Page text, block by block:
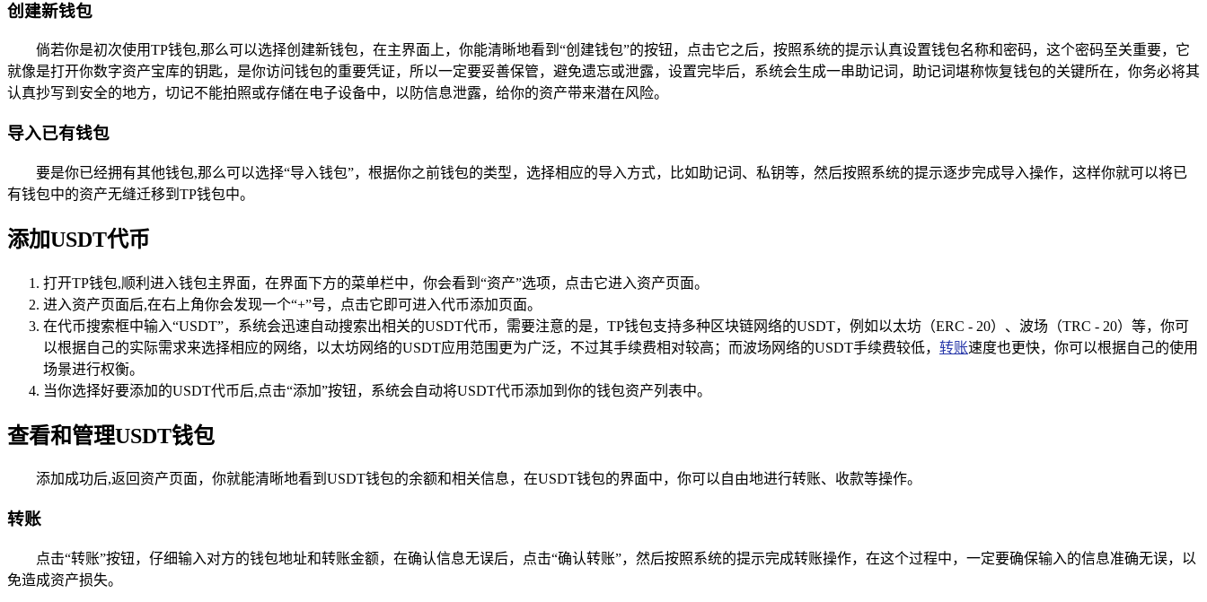
创建新钱包
倘若你是初次使用TP钱包,那么可以选择创建新钱包，在主界面上，你能清晰地看到“创建钱包”的按钮，点击它之后，按照系统的提示认真设置钱包名称和密码，这个密码至关重要，它
就像是打开你数字资产宝库的钥匙，是你访问钱包的重要凭证，所以一定要妥善保管，避免遗忘或泄露，设置完毕后，系统会生成一串助记词，助记词堪称恢复钱包的关键所在，你务必将其
认真抄写到安全的地方，切记不能拍照或存储在电子设备中，以防信息泄露，给你的资产带来潜在风险。
导入已有钱包
要是你已经拥有其他钱包,那么可以选择“导入钱包”，根据你之前钱包的类型，选择相应的导入方式，比如助记词、私钥等，然后按照系统的提示逐步完成导入操作，这样你就可以将已
有钱包中的资产无缝迁移到TP钱包中。
添加USDT代币
打开TP钱包,顺利进入钱包主界面，在界面下方的菜单栏中，你会看到“资产”选项，点击它进入资产页面。
进入资产页面后,在右上角你会发现一个“+”号，点击它即可进入代币添加页面。
在代币搜索框中输入“USDT”，系统会迅速自动搜索出相关的USDT代币，需要注意的是，TP钱包支持多种区块链网络的USDT，例如以太坊（ERC - 20）、波场（TRC - 20）等，你可
以根据自己的实际需求来选择相应的网络，以太坊网络的USDT应用范围更为广泛，不过其手续费相对较高；而波场网络的USDT手续费较低， 转账速度也更快，你可以根据自己的使用
场景进行权衡。
当你选择好要添加的USDT代币后,点击“添加”按钮，系统会自动将USDT代币添加到你的钱包资产列表中。
查看和管理USDT钱包
添加成功后,返回资产页面，你就能清晰地看到USDT钱包的余额和相关信息，在USDT钱包的界面中，你可以自由地进行转账、收款等操作。
转账
点击“转账”按钮，仔细输入对方的钱包地址和转账金额，在确认信息无误后，点击“确认转账”，然后按照系统的提示完成转账操作，在这个过程中，一定要确保输入的信息准确无误，以
免造成资产损失。